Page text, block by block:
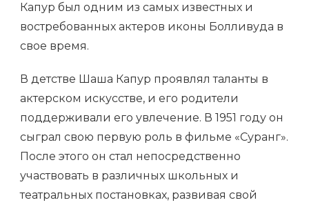
Капур был одним из самых известных и
востребованных актеров иконы Болливуда в
свое время.
В детстве Шаша Капур проявлял таланты в
актерском искусстве, и его родители
поддерживали его увлечение. В 1951 году он
сыграл свою первую роль в фильме «Суранг».
После этого он стал непосредственно
участвовать в различных школьных и
театральных постановках, развивая свой